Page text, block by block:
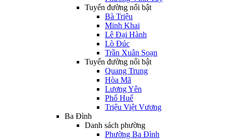
Tuyến đường nổi bật
Bà Triệu
Minh Khai
Lê Đại Hành
Lò Đúc
Trần Xuân Soạn
Tuyến đường nổi bật
Quang Trung
Hòa Mã
Lương Yên
Phố Huế
Triệu Việt Vương
Ba Đình
Danh sách phường
Phường Ba Đình